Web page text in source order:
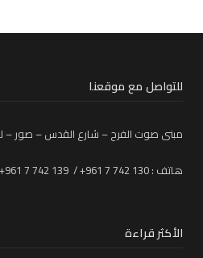
للتواصل مع موقعنا
مبنى صوت الفرح – شارع القدس – صور –
هاتف : 130 742 7 961+ / 139 742 7 961+ لبنان
الأكثر قراءة